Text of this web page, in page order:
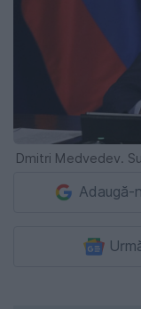
Dmitri Medvedev.
Adaugă-